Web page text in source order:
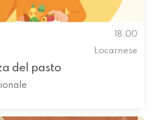
18.00
Locarnese
del pasto